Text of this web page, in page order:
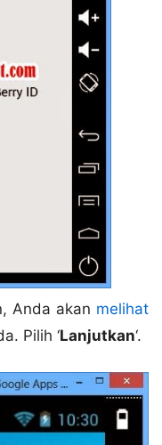
Anda akan melihat
Pilih ‘Lanjutkan‘.